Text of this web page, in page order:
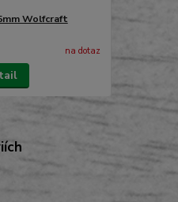
Wolfcraft
na dotaz